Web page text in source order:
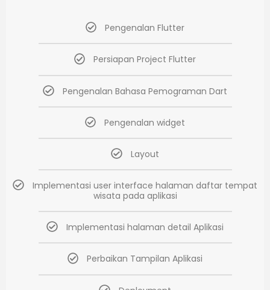
Pengenalan Flutter
Persiapan Project Flutter
Pengenalan Bahasa Pemograman Dart
Pengenalan widget
Layout
Implementasi user interface halaman daftar tempat
wisata pada aplikasi
Implementasi halaman detail Aplikasi
Perbaikan Tampilan Aplikasi